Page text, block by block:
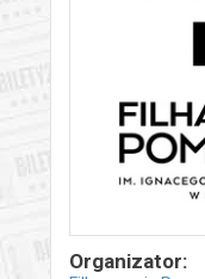
Organizator: